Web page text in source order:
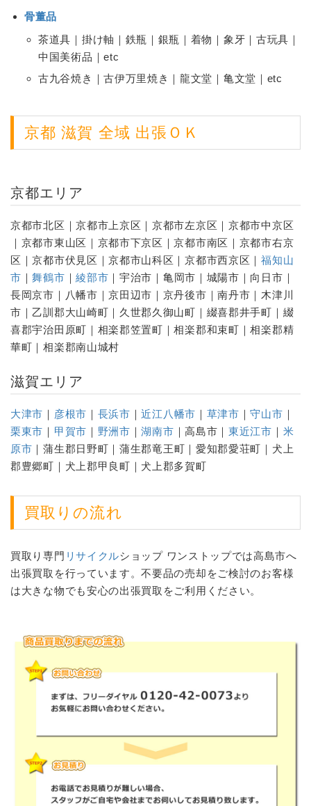
骨董品
茶道具｜掛け軸｜鉄瓶｜銀瓶｜着物｜象牙｜古玩具｜
中国美術品｜etc
古九谷焼き｜古伊万里焼き｜龍文堂｜亀文堂｜etc
京都 滋賀 全域 出張ＯＫ
京都エリア
京都市北区｜京都市上京区｜京都市左京区｜京都市中京区
｜京都市東山区｜京都市下京区｜京都市南区｜京都市右京
区｜京都市伏見区｜京都市山科区｜京都市西京区｜福知山
市 ｜舞鶴市 ｜綾部市 ｜宇治市｜亀岡市｜城陽市｜向日市｜
長岡京市｜八幡市｜京田辺市｜京丹後市｜南丹市｜木津川
市｜乙訓郡大山崎町｜久世郡久御山町｜綴喜郡井手町｜綴
喜郡宇治田原町｜相楽郡笠置町｜相楽郡和束町｜相楽郡精
華町｜相楽郡南山城村
滋賀エリア
大津市 ｜ 彦根市 ｜ 長浜市 ｜近江八幡市 ｜ 草津市 ｜守山市 ｜
栗東市 ｜ 甲賀市 ｜ 野洲市 ｜湖南市 ｜高島市｜東近江市 ｜ 米
原市 ｜蒲生郡日野町｜蒲生郡竜王町｜愛知郡愛荘町｜犬上
郡豊郷町｜犬上郡甲良町｜犬上郡多賀町
買取りの流れ
買取り専門 リサイクルショップ ワンストップでは高島市へ
出張買取を行っています。不要品の売却をご検討のお客様
は大きな物でも安心の出張買取をご利用ください。